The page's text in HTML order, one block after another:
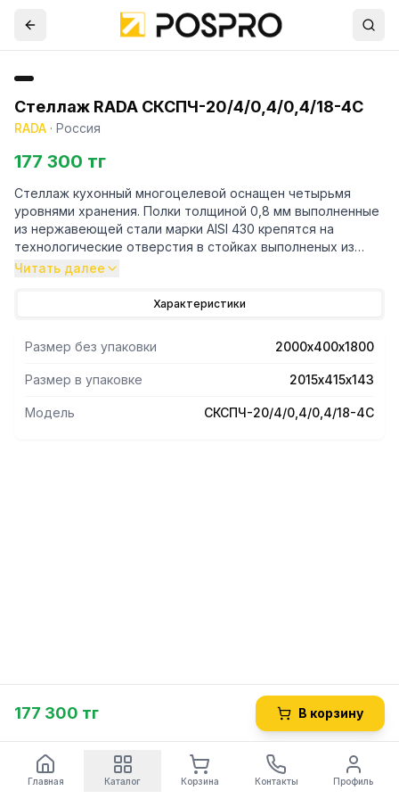
Стеллаж RADA СКСПЧ-20/4/0,4/0,4/18-4С
RADA · Россия
177 300 тг
Стеллаж кухонный многоцелевой оснащен четырьмя
уровнями хранения. Полки толщиной 0,8 мм выполненные
из нержавеющей стали марки AISI 430 крепятся на
технологические отверстия в стойках выполненых из
трубы профильной 40х40 марки AISI 430 и толщиной 1,2
разорбраном виде. Вариант поставки 4 полки и
комплекта 53 кг. Габариты упаковки полок 2015х415х143
мм.
Читать далее
Характеристики
Размер без упаковки 2000х400х1800
Размер в упаковке 2015х415х143
Модель СКСПЧ-20/4/0,4/0,4/18-4С
177 300 тг В корзину
Главная Каталог Корзина Контакты Профиль